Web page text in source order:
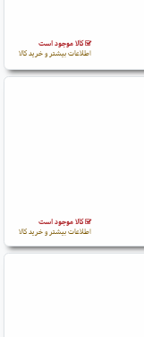
کالا موجود است
اطلاعات بیشتر و خرید کالا
کالا موجود است
اطلاعات بیشتر و خرید کالا